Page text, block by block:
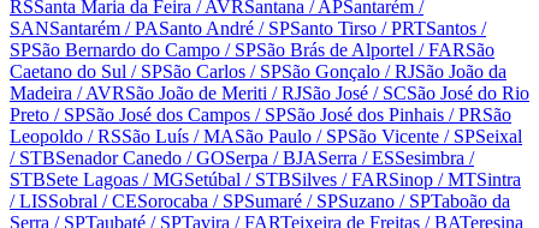
RSSanta Maria da Feira / AVRSantana / APSantarém /
SANSantarém / PASanto André / SPSanto Tirso / PRTSantos /
SPSão Bernardo do Campo / SPSão Brás de Alportel / FARSão
Caetano do Sul / SPSão Carlos / SPSão Gonçalo / RJSão João da
Madeira / AVRSão João de Meriti / RJSão José / SCSão José do Rio
Preto / SPSão José dos Campos / SPSão José dos Pinhais / PRSão
Leopoldo / RSSão Luís / MASão Paulo / SPSão Vicente / SPSeixal
/ STBSenador Canedo / GOSerpa / BJASerra / ESSesimbra /
STBSete Lagoas / MGSetúbal / STBSilves / FARSinop / MTSintra
/ LISSobral / CESorocaba / SPSumaré / SPSuzano / SPTaboão da
Serra / SPTaubaté / SPTavira / FARTeixeira de Freitas / BATeresina